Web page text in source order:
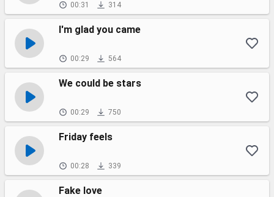
00:31 314
I'm glad you came
00:29 564
We could be stars
00:29 750
Friday feels
00:28 339
Fake love